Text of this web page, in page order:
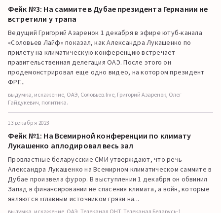
Фейк №3: На саммите в Дубае президента Германии не
встретили у трапа
Ведущий Григорий Азаренок 1 декабря в эфире ютуб-канала
«Соловьев Лайф» показал, как Александра Лукашенко по
прилету на климатическую конференцию встречает
правительственная делегация ОАЭ. После этого он
продемонстрировал еще одно видео, на котором президент
ФРГ...
выдумка, искажение, ОАЭ, Соловьев.live, Григорий Азаренок, Олег
Гайдукевич, политика.
13 декабря 2023
Фейк №1: На Всемирной конференции по климату
Лукашенко аплодировал весь зал
Провластные беларусские СМИ утверждают, что речь
Александра Лукашенко на Всемирном климатическом саммите в
Дубае произвела фурор. В выступлении 1 декабря он обвинил
Запад в финансировании не спасения климата, а войн, которые
являются «главным источником грязи на...
выдумка, искажение, ОАЭ, Телеканал ОНТ, Телеканал Беларусь-1,